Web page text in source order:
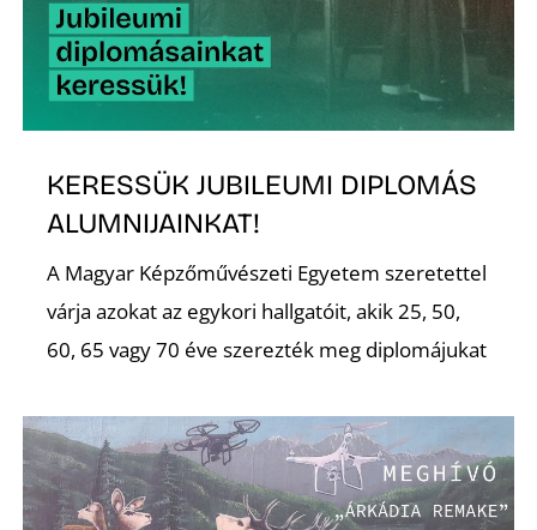
KERESSÜK JUBILEUMI DIPLOMÁS
ALUMNIJAINKAT!
A Magyar Képzőművészeti Egyetem szeretettel
várja azokat az egykori hallgatóit, akik 25, 50,
60, 65 vagy 70 éve szerezték meg diplomájukat